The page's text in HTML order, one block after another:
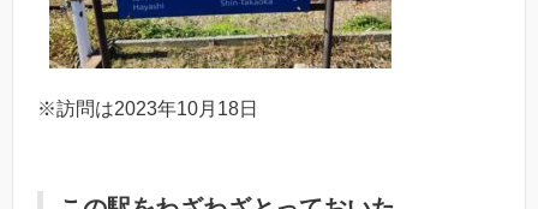
※訪問は2023年10月18日